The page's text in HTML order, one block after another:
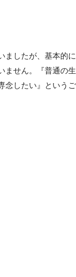
ましたが、基本的に
ません。『普通の生
念したい』というご